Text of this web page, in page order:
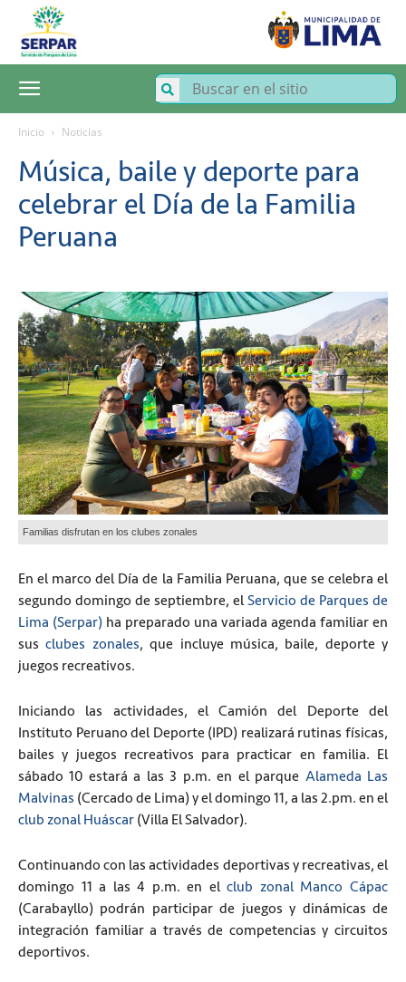
SERPAR
Servicio
de
Parques
Inicio Noticias
Música, baile y deporte para
celebrar el Día de la Familia
Peruana
Familias disfrutan en los clubes zonales
En el marco del Día de la Familia Peruana, que se celebra el
segundo domingo de septiembre, elServicio de Parques de
Lima (Serpar) ha preparado una variada agenda familiar en
susclubes zonales, que incluye música, baile, deporte y
juegos recreativos.
Iniciando las actividades, el Camión del Deporte del
Instituto Peruano del Deporte (IPD) realizará rutinas físicas,
bailes y juegos recreativos para practicar en familia. El
sábado 10 estará a las 3 p.m. en el parque Alameda Las
Malvinas (Cercado de Lima) y el domingo 11, a las 2.pm. en el
club zonal Huáscar (Villa El Salvador).
Continuando con las actividades deportivas y recreativas, el
domingo 11 a las 4 p.m. en elclub zonal Manco Cápac
(Carabayllo) podrán participar de juegos y dinámicas de
integración familiar a través de competencias y circuitos
deportivos.